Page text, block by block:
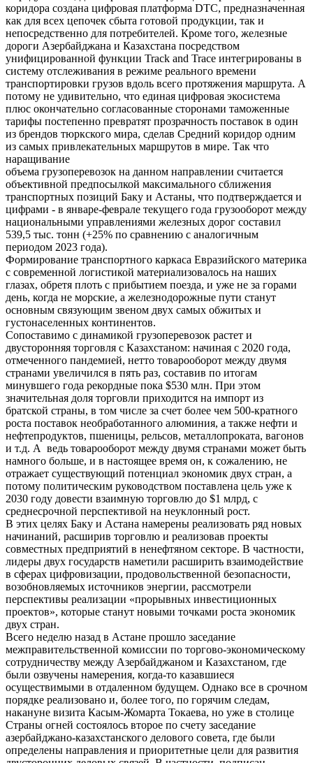
коридора создана цифровая платформа DTC, предназначенная
как для всех цепочек сбыта готовой продукции, так и
непосредственно для потребителей. Кроме того, железные
дороги Азербайджана и Казахстана посредством
унифицированной функции Track and Trace интегрированы в
систему отслеживания в режиме реального времени
транспортировки грузов вдоль всего протяжения маршрута. А
потому не удивительно, что единая цифровая экосистема
плюс окончательно согласованные сторонами таможенные
тарифы постепенно превратят прозрачность поставок в один
из брендов тюркского мира, сделав Средний коридор одним
из самых привлекательных маршрутов в мире. Так что
наращивание
объема грузоперевозок на данном направлении считается
объективной предпосылкой максимального сближения
транспортных позиций Баку и Астаны, что подтверждается и
цифрами - в январе-феврале текущего года грузооборот между
национальными управлениями железных дорог составил
539,5 тыс. тонн (+25% по сравнению с аналогичным
периодом 2023 года).
Формирование транспортного каркаса Евразийского материка
с современной логистикой материализовалось на наших
глазах, обретя плоть с прибытием поезда, и уже не за горами
день, когда не морские, а железнодорожные пути станут
основным связующим звеном двух самых обжитых и
густонаселенных континентов.
Сопоставимо с динамикой грузоперевозок растет и
двусторонняя торговля с Казахстаном: начиная с 2020 года,
отмеченного пандемией, нетто товарооборот между двумя
странами увеличился в пять раз, составив по итогам
минувшего года рекордные пока $530 млн. При этом
значительная доля торговли приходится на импорт из
братской страны, в том числе за счет более чем 500-кратного
роста поставок необработанного алюминия, а также нефти и
нефтепродуктов, пшеницы, рельсов, металлопроката, вагонов
и т.д. А ведь товарооборот между двумя странами может быть
намного больше, и в настоящее время он, к сожалению, не
отражает существующий потенциал экономик двух стран, а
потому политическим руководством поставлена цель уже к
2030 году довести взаимную торговлю до $1 млрд, с
среднесрочной перспективой на неуклонный рост.
В этих целях Баку и Астана намерены реализовать ряд новых
начинаний, расширив торговлю и реализовав проекты
совместных предприятий в ненефтяном секторе. В частности,
лидеры двух государств наметили расширить взаимодействие
в сферах цифровизации, продовольственной безопасности,
возобновляемых источников энергии, рассмотрели
перспективы реализации «прорывных инвестиционных
проектов», которые станут новыми точками роста экономик
двух стран.
Всего неделю назад в Астане прошло заседание
межправительственной комиссии по торгово-экономическому
сотрудничеству между Азербайджаном и Казахстаном, где
были озвучены намерения, когда-то казавшиеся
осуществимыми в отдаленном будущем. Однако все в срочном
порядке реализовано и, более того, по горячим следам,
накануне визита Касым-Жомарта Токаева, но уже в столице
Страны огней состоялось второе по счету заседание
азербайджано-казахстанского делового совета, где были
определены направления и приоритетные цели для развития